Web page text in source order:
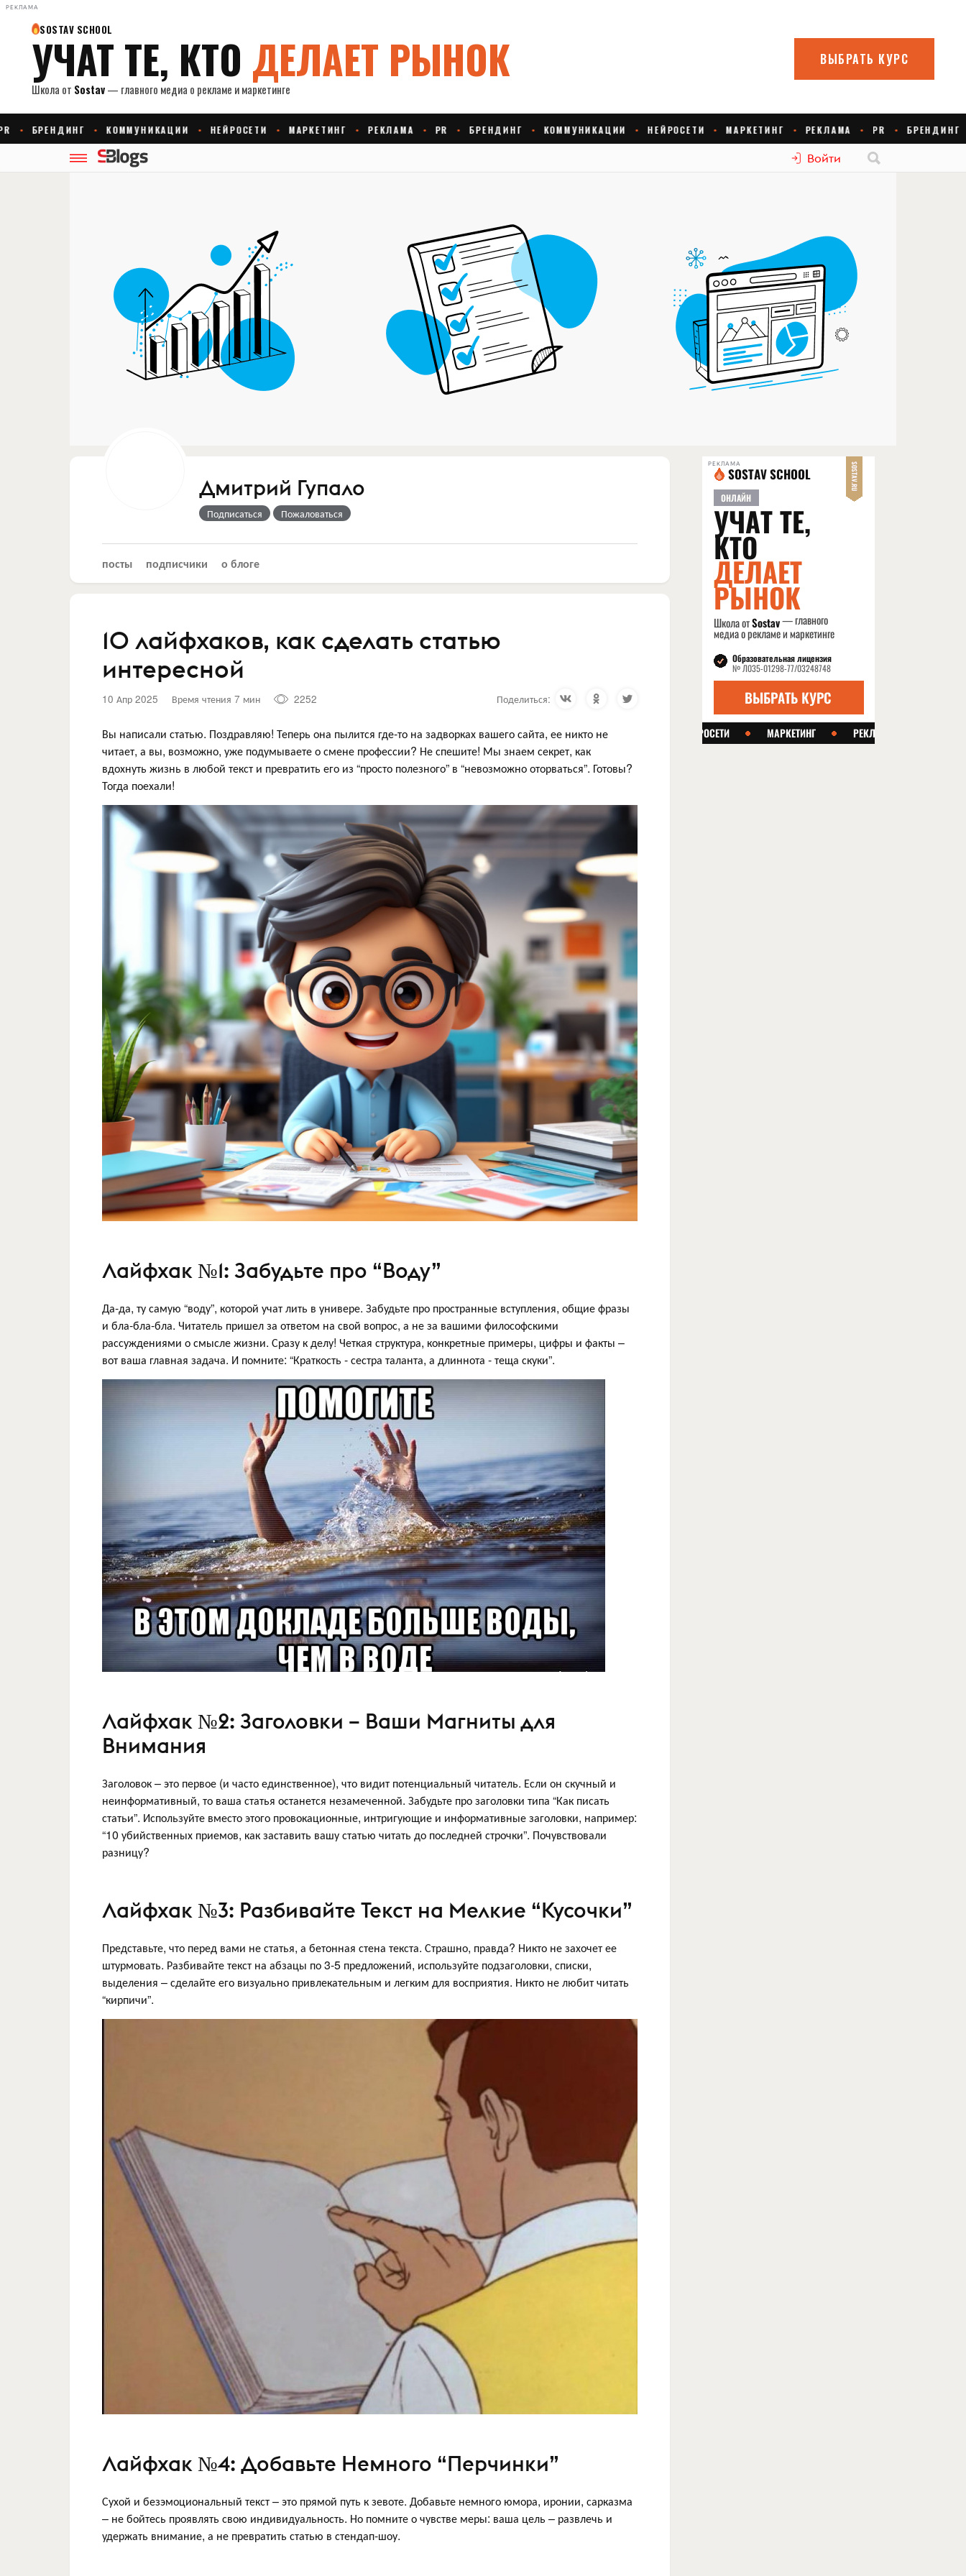
РЕКЛАМА
Войти
Дмитрий Гупало
Подписаться Пожаловаться
посты подписчики о блоге
10 лайфхаков, как сделать статью
интересной
10 Апр 2025 Время чтения 7 мин 2252 Поделиться:
Вы написали статью. Поздравляю! Теперь она пылится где-то на задворках вашего сайта, ее никто не
читает, а вы, возможно, уже подумываете о смене профессии? Не спешите! Мы знаем секрет, как
вдохнуть жизнь в любой текст и превратить его из “просто полезного” в “невозможно оторваться”. Готовы?
Тогда поехали!
Лайфхак №1: Забудьте про “Воду”
Да-да, ту самую “воду”, которой учат лить в универе. Забудьте про пространные вступления, общие фразы
и бла-бла-бла. Читатель пришел за ответом на свой вопрос, а не за вашими философскими
рассуждениями о смысле жизни. Сразу к делу! Четкая структура, конкретные примеры, цифры и факты –
вот ваша главная задача. И помните: “Краткость - сестра таланта, а длиннота - теща скуки”.
Лайфхак №2: Заголовки – Ваши Магниты для
Внимания
Заголовок – это первое (и часто единственное), что видит потенциальный читатель. Если он скучный и
неинформативный, то ваша статья останется незамеченной. Забудьте про заголовки типа “Как писать
статьи”. Используйте вместо этого провокационные, интригующие и информативные заголовки, например:
“10 убийственных приемов, как заставить вашу статью читать до последней строчки”. Почувствовали
разницу?
Лайфхак №3: Разбивайте Текст на Мелкие “Кусочки”
Представьте, что перед вами не статья, а бетонная стена текста. Страшно, правда? Никто не захочет ее
штурмовать. Разбивайте текст на абзацы по 3-5 предложений, используйте подзаголовки, списки,
выделения – сделайте его визуально привлекательным и легким для восприятия. Никто не любит читать
“кирпичи”.
Лайфхак №4: Добавьте Немного “Перчинки”
Сухой и безэмоциональный текст – это прямой путь к зевоте. Добавьте немного юмора, иронии, сарказма
– не бойтесь проявлять свою индивидуальность. Но помните о чувстве меры: ваша цель – развлечь и
удержать внимание, а не превратить статью в стендап-шоу.
РЕКЛАМА